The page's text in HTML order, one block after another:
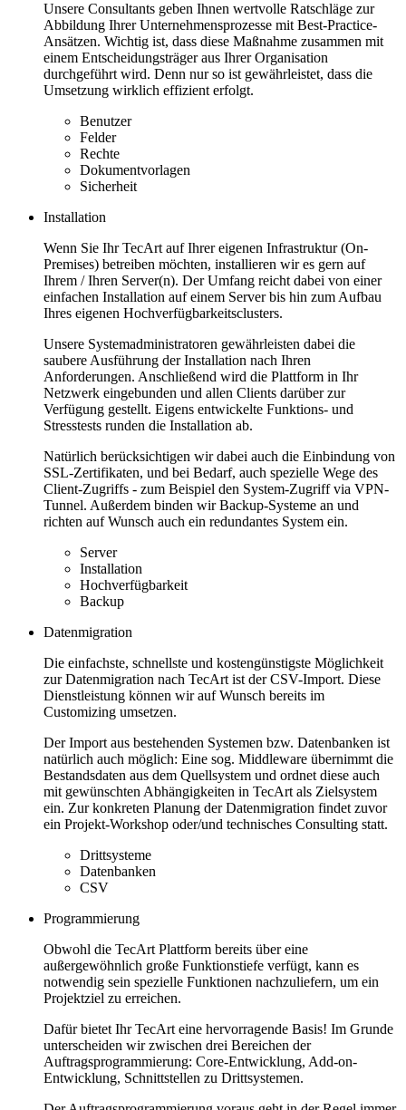
Unsere Consultants geben Ihnen wertvolle Ratschläge zur
Abbildung Ihrer Unternehmensprozesse mit Best-Practice-
Ansätzen. Wichtig ist, dass diese Maßnahme zusammen mit
einem Entscheidungsträger aus Ihrer Organisation
durchgeführt wird. Denn nur so ist gewährleistet, dass die
Umsetzung wirklich effizient erfolgt.
Benutzer
Felder
Rechte
Dokumentvorlagen
Sicherheit
Installation
Wenn Sie Ihr TecArt auf Ihrer eigenen Infrastruktur (On-
Premises) betreiben möchten, installieren wir es gern auf
Ihrem / Ihren Server(n). Der Umfang reicht dabei von einer
einfachen Installation auf einem Server bis hin zum Aufbau
Ihres eigenen Hochverfügbarkeitsclusters.
Unsere Systemadministratoren gewährleisten dabei die
saubere Ausführung der Installation nach Ihren
Anforderungen. Anschließend wird die Plattform in Ihr
Netzwerk eingebunden und allen Clients darüber zur
Verfügung gestellt. Eigens entwickelte Funktions- und
Stresstests runden die Installation ab.
Natürlich berücksichtigen wir dabei auch die Einbindung von
SSL-Zertifikaten, und bei Bedarf, auch spezielle Wege des
Client-Zugriffs - zum Beispiel den System-Zugriff via VPN-
Tunnel. Außerdem binden wir Backup-Systeme an und
richten auf Wunsch auch ein redundantes System ein.
Server
Installation
Hochverfügbarkeit
Backup
Datenmigration
Die einfachste, schnellste und kostengünstigste Möglichkeit
zur Datenmigration nach TecArt ist der CSV-Import. Diese
Dienstleistung können wir auf Wunsch bereits im
Customizing umsetzen.
Der Import aus bestehenden Systemen bzw. Datenbanken ist
natürlich auch möglich: Eine sog. Middleware übernimmt die
Bestandsdaten aus dem Quellsystem und ordnet diese auch
mit gewünschten Abhängigkeiten in TecArt als Zielsystem
ein. Zur konkreten Planung der Datenmigration findet zuvor
ein Projekt-Workshop oder/und technisches Consulting statt.
Drittsysteme
Datenbanken
CSV
Programmierung
Obwohl die TecArt Plattform bereits über eine
außergewöhnlich große Funktionstiefe verfügt, kann es
notwendig sein spezielle Funktionen nachzuliefern, um ein
Projektziel zu erreichen.
Dafür bietet Ihr TecArt eine hervorragende Basis! Im Grunde
unterscheiden wir zwischen drei Bereichen der
Auftragsprogrammierung: Core-Entwicklung, Add-on-
Entwicklung, Schnittstellen zu Drittsystemen.